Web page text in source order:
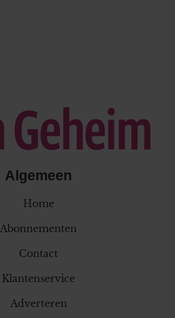
Algemeen
Home
Abonnementen
Contact
Klantenservice
Adverteren